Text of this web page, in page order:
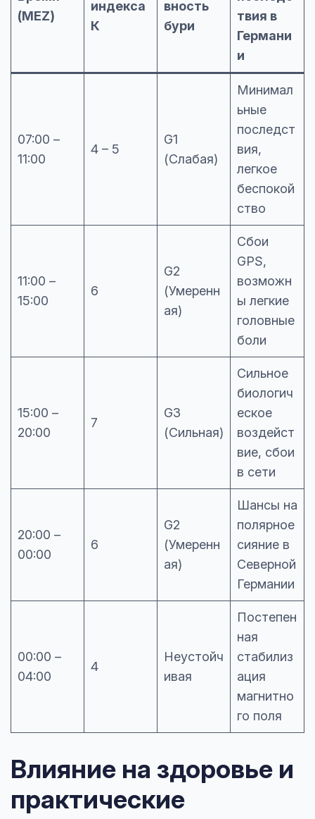
(MEZ)
индекса
К
вность
бури
твия в
Германи
и
07:00 –
11:00
4 – 5
G1
(Слабая)
Минимал
ьные
последст
вия,
легкое
беспокой
ство
11:00 –
15:00
6
G2
(Умеренн
ая)
Сбои
GPS,
возможн
ы легкие
головные
боли
15:00 –
20:00
7
G3
(Сильная)
Сильное
биологич
еское
воздейст
вие, сбои
в сети
20:00 –
00:00
6
G2
(Умеренн
ая)
Шансы на
полярное
сияние в
Северной
Германии
00:00 –
04:00
4
Неустойч
ивая
Постепен
ная
стабилиз
ация
магнитно
го поля
Влияние на здоровье и
практические